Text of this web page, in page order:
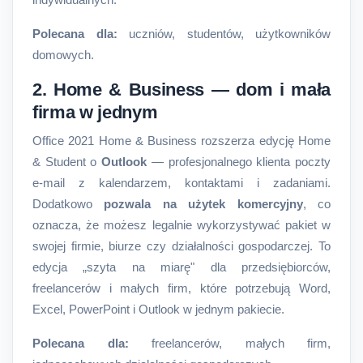
Polecana dla: uczniów, studentów, użytkowników
domowych.
2. Home & Business — dom i mała
firma w jednym
Office 2021 Home & Business rozszerza edycję Home
& Student oOutlook — profesjonalnego klienta poczty
e-mail z kalendarzem, kontaktami i zadaniami.
Dodatkowo pozwala na użytek komercyjny, co
oznacza, że możesz legalnie wykorzystywać pakiet w
swojej firmie, biurze czy działalności gospodarczej. To
edycja „szyta na miarę" dla przedsiębiorców,
freelancerów i małych firm, które potrzebują Word,
Excel, PowerPoint i Outlook w jednym pakiecie.
Polecana dla: freelancerów, małych firm,